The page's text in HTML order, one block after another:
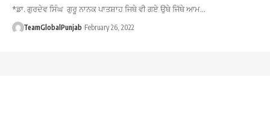
*ਡਾ. ਗੁਰਦੇਵ ਸਿੰਘ ਗੁਰੂ ਨਾਨਕ ਪਾਤਸ਼ਾਹ ਜਿਥੇ ਵੀ ਗਏ ਉਥੇ ਜਿੱਥੇ ਆਮ…
TeamGlobalPunjab February 26, 2022